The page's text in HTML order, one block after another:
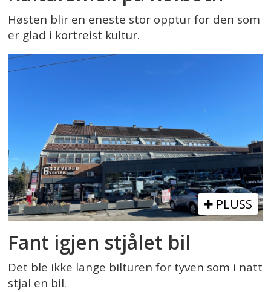
Høsten blir en eneste stor opptur for den som
er glad i kortreist kultur.
PLUSS
Fant igjen stjålet bil
Det ble ikke lange bilturen for tyven som i natt
stjal en bil.